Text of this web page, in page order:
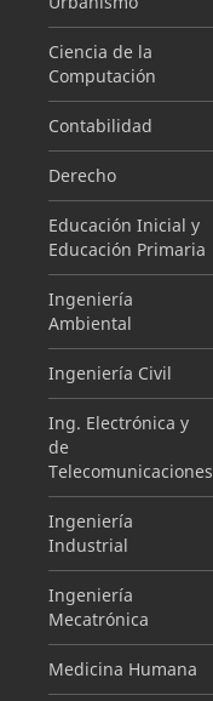
Ciencia de la
Computación
Contabilidad
Derecho
Educación Inicial y
Educación Primaria
Ingeniería
Ambiental
Ingeniería Civil
Ing. Electrónica y
de
Telecomunicaciones
Ingeniería
Industrial
Ingeniería
Mecatrónica
Medicina Humana